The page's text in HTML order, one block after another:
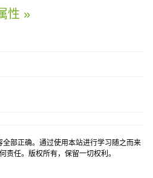
性 »
部正确。通过使用本站进行学习随之而来
任。版权所有，保留一切权利。